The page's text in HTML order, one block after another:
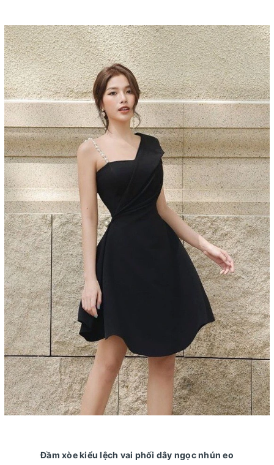
Đầm xòe kiểu lệch vai phối dây ngọc nhún eo